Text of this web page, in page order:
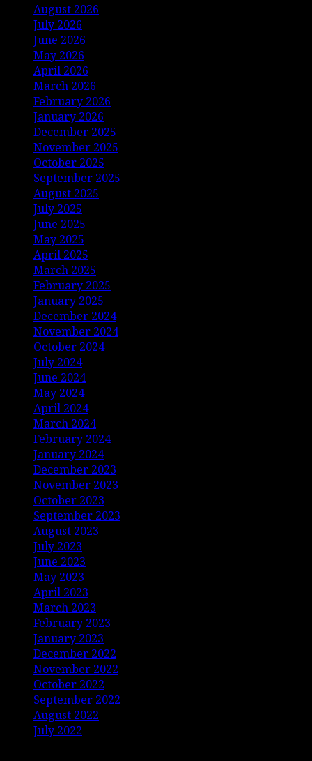
August 2026
July 2026
June 2026
May 2026
April 2026
March 2026
February 2026
January 2026
December 2025
November 2025
October 2025
September 2025
August 2025
July 2025
June 2025
May 2025
April 2025
March 2025
February 2025
January 2025
December 2024
November 2024
October 2024
July 2024
June 2024
May 2024
April 2024
March 2024
February 2024
January 2024
December 2023
November 2023
October 2023
September 2023
August 2023
July 2023
June 2023
May 2023
April 2023
March 2023
February 2023
January 2023
December 2022
November 2022
October 2022
September 2022
August 2022
July 2022